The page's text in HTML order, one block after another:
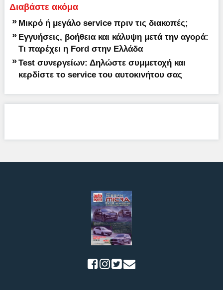
Διαβάστε ακόμα
» Μικρό ή μεγάλο service πριν τις διακοπές;
» Εγγυήσεις, βοήθεια και κάλυψη μετά την αγορά:
Τι παρέχει η Ford στην Ελλάδα
» Test συνεργείων: Δηλώστε συμμετοχή και
κερδίστε το service του αυτοκινήτου σας